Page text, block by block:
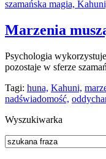
Marzenia
Psychologia
pozostaje w sferze
Tagi: huna, Kahuni,
nadświadomość,
Wyszukiwarka